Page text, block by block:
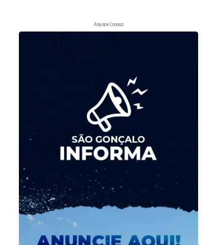
Anuncie Conosco